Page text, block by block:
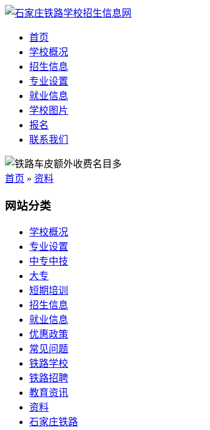
首页
学校概况
招生信息
专业设置
就业信息
学校图片
报名
联系我们
首页 » 资料
网站分类
学校概况
专业设置
中专中技
大专
短期培训
招生信息
就业信息
优惠政策
常见问题
铁路学校
铁路招聘
教育资讯
资料
石家庄铁路